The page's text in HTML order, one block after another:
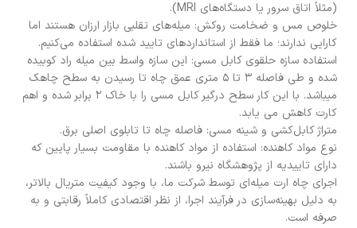
(مثلاً اتاق سرور یا دستگاه‌های MRI).
خلوص مس و ضخامت روکش: میله‌های تقلبی بازار ارزان هستند اما
کارایی ندارند؛ ما فقط از استانداردهای تایید شده استفاده می‌کنیم.
استفاده سازه حلقوی کابل مسی: این سازه واسط بین میله راد کوبیده
شده و طی فاصله 3 تا 5 متری عمق چاه تا رسیدن به سطح چاهک
میباشد. با این کار سطح درگیر کابل مسی را با خاک 2 برابر شده و اهم
کارت کاهش می یابد.
متراژ کابل‌کشی و شینه مسی: فاصله چاه تا تابلوی اصلی برق.
نوع مواد کاهنده: استفاده از مواد کاهنده با مقاومت بسیار پایین که
دارای تاییدیه از پژوهشگاه نیرو باشند.
اجرای چاه ارت میله‌ای توسط شرکت ما، با وجود کیفیت متریال بالاتر،
به دلیل بهینه‌سازی در فرآیند اجرا، از نظر اقتصادی کاملاً رقابتی و به
صرفه است.